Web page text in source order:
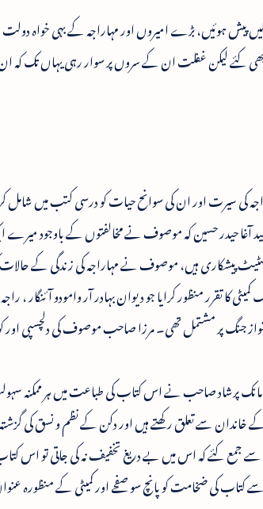
پیش ہوئیں، بڑے امیروں اور مہاراجہ کے بہی خواہ
کئے لیکن غفلت ان کے سروں پر سوار رہی یہاں تک کہ
کی سیرت اور ان کی سوانح حیات کو درسی کتب میں
آغا حیدر حسین کہ موصوف نے مخالفتوں کے باوجود
پیشکاری ہیں، موصوف نے مہاراجہ کی زندگی کے حالات
تقرر منظور کرایا جو دیوان بہادر آر وامودو آئنگار ،
نواز جنگ پر مشتمل تھی۔ مرزا صاحب موصوف کی دلچسپی
پرشاد صاحب نے اس کتاب کی طباعت میں ہر ممکنہ
جمع کئے کہ اس میں بے دریغ تخفیف نہ کی جاتی تو اس
کتاب کی ضخامت کو پانچ سو صفحے اور کمیٹی کے منظورہ